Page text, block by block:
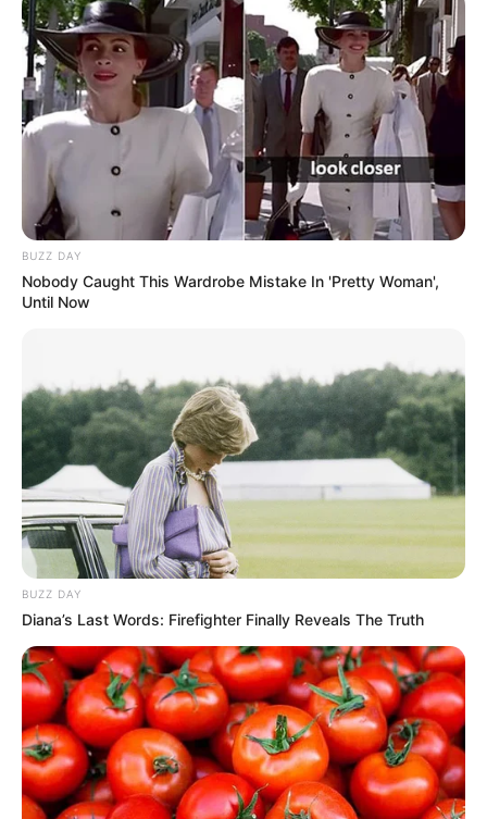
TAGS
ΕΥΒΟΙΑ
BUZZ DAY
Nobody Caught This Wardrobe Mistake In 'Pretty Woman',
Until Now
BUZZ DAY
Diana’s Last Words: Firefighter Finally Reveals The Truth